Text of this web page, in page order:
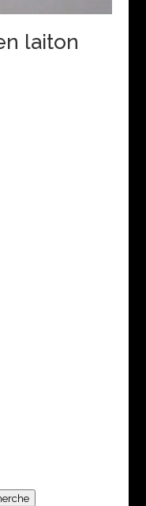
laiton